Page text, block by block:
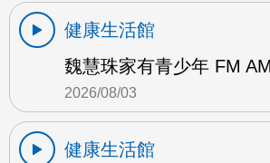
健康生活館
魏慧珠家有青少年 FM AM
2026/08/03
健康生活館